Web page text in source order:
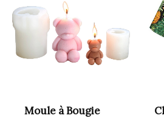
Moule à Bougie